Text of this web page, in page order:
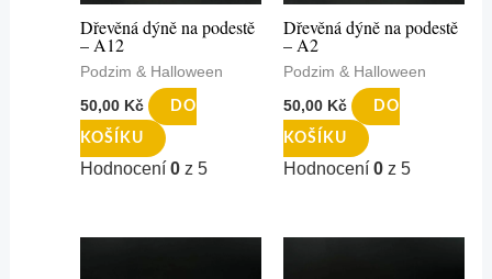
Dřevěná dýně na podestě
– A12
Podzim & Halloween
50,00 Kč DO
KOŠÍKU
Hodnocení 0z 5
Dřevěná dýně na podestě
– A2
Podzim & Halloween
50,00 Kč DO
KOŠÍKU
Hodnocení 0 z 5